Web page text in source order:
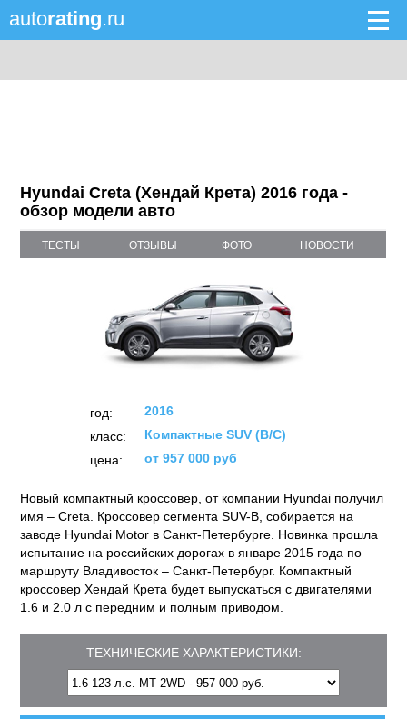
autorating.ru
Hyundai Creta (Хендай Крета) 2016 года -
обзор модели авто
ТЕСТЫ ОТЗЫВЫ ФОТО НОВОСТИ
год:
2016
класс:
Компактные SUV (B/C)
цена:
от 957 000 руб
Новый компактный кроссовер, от компании Hyundai получил
имя – Creta. Кроссовер сегмента SUV-B, собирается на
заводе Hyundai Motor в Санкт-Петербурге. Новинка прошла
испытание на российских дорогах в январе 2015 года по
маршруту Владивосток – Санкт-Петербург. Компактный
кроссовер Хендай Крета будет выпускаться с двигателями
1.6 и 2.0 л с передним и полным приводом.
ТЕХНИЧЕСКИЕ ХАРАКТЕРИСТИКИ: